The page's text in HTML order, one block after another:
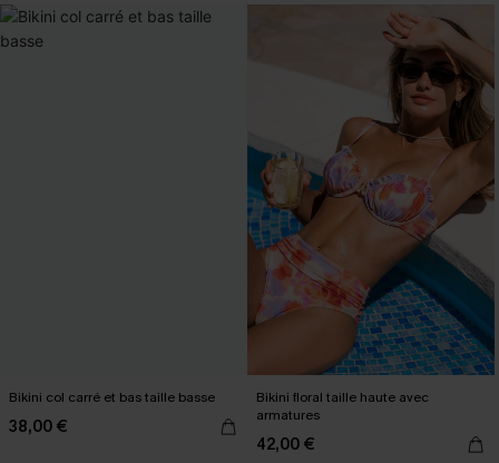
Bikini col carré et bas taille basse
38,00 €
Bikini floral taille haute avec
armatures
42,00 €